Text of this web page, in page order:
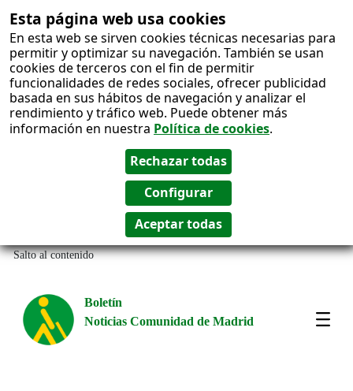
Esta página web usa cookies
En esta web se sirven cookies técnicas necesarias para
permitir y optimizar su navegación. También se usan
cookies de terceros con el fin de permitir
funcionalidades de redes sociales, ofrecer publicidad
basada en sus hábitos de navegación y analizar el
rendimiento y tráfico web. Puede obtener más
información en nuestra Política de cookies.
Salto al contenido
Boletín
Noticias Comunidad de Madrid